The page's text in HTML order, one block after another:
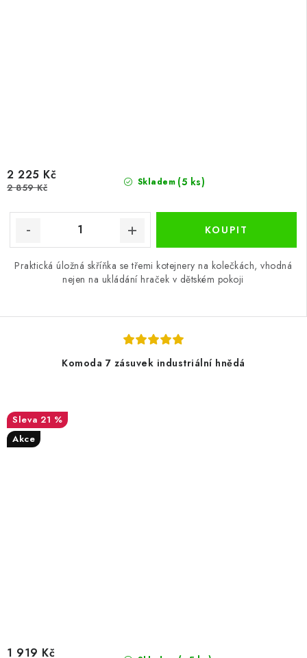
Skladem (5 ks)
2 225 Kč
2 859 Kč
Praktická úložná skříňka se třemi kotejnery na kolečkách, vhodná
nejen na ukládání hraček v dětském pokoji
Komoda 7 zásuvek industriální hnědá
21 %
Akce
1 919 Kč